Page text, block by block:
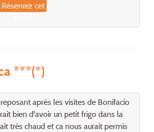
Réservez cet
***(*)
après les visites de Bonifacio
bien d'avoir un petit frigo dans la
très chaud et ça nous aurait permis